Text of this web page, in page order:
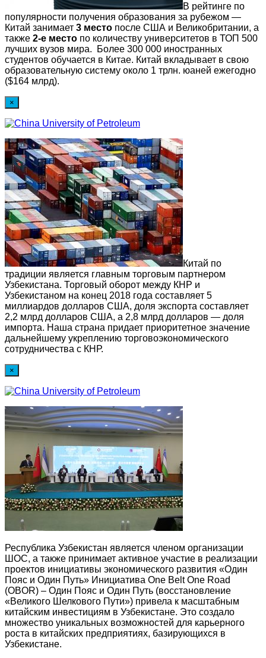
В рейтинге по
популярности получения образования за рубежом —
Китай занимает 3 место после США и Великобритании, а
также 2-е место по количеству университетов в ТОП 500
лучших вузов мира. Более 300 000 иностранных
студентов обучается в Китае. Китай вкладывает в свою
образовательную систему около 1 трлн. юаней ежегодно
($164 млрд).
×
Китай по
традиции является главным торговым партнером
Узбекистана. Торговый оборот между КНР и
Узбекистаном на конец 2018 года составляет 5
миллиардов долларов США, доля экспорта составляет
2,2 млрд долларов США, а 2,8 млрд долларов — доля
импорта. Наша страна придает приоритетное значение
дальнейшему укреплению торговоэкономического
сотрудничества с КНР.
×
Республика Узбекистан является членом организации
ШОС, а также принимает активное участие в реализации
проектов инициативы экономического развития «Один
Пояс и Один Путь» Инициатива One Belt One Road
(OBOR) – Один Пояс и Один Путь (восстановление
«Великого Шелкового Пути») привела к масштабным
китайским инвестициям в Узбекистане. Это создало
множество уникальных возможностей для карьерного
роста в китайских предприятиях, базирующихся в
Узбекистане.